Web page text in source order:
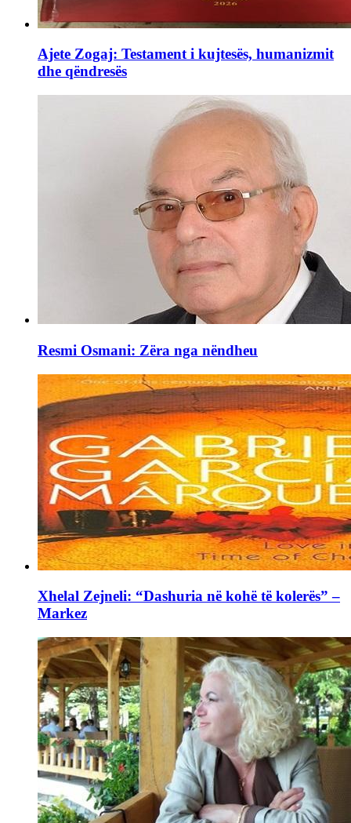
Ajete Zogaj: Testament i kujtesës, humanizmit
dhe qëndresës
Resmi Osmani: Zëra nga nëndheu
Xhelal Zejneli: “Dashuria në kohë të kolerës” –
Markez